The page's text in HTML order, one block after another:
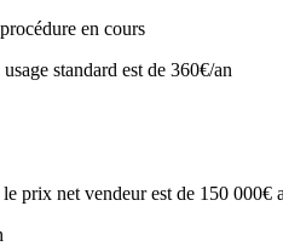
en cours
standard est de 360€/an
prix net vendeur est de 150